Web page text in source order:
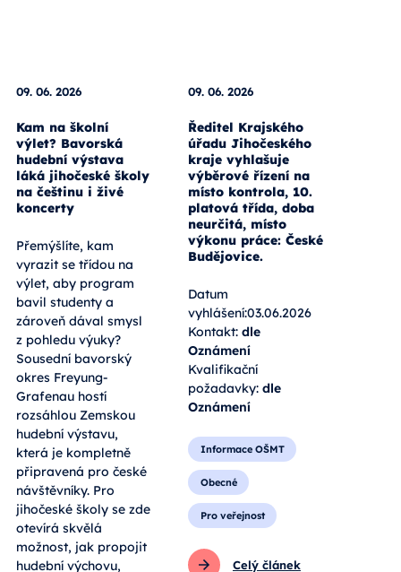
09. 06. 2026
Kam na školní
výlet? Bavorská
hudební výstava
láká jihočeské školy
na češtinu i živé
koncerty
Přemýšlíte, kam
vyrazit se třídou na
výlet, aby program
bavil studenty a
zároveň dával smysl
z pohledu výuky?
Sousední bavorský
okres Freyung-
Grafenau hostí
rozsáhlou Zemskou
hudební výstavu,
která je kompletně
připravená pro české
návštěvníky. Pro
jihočeské školy se zde
otevírá skvělá
možnost, jak propojit
hudební výchovu,
09. 06. 2026
Ředitel Krajského
úřadu Jihočeského
kraje vyhlašuje
výběrové řízení na
místo kontrola, 10.
platová třída, doba
neurčitá, místo
výkonu práce: České
Budějovice.
Datum
vyhlášení:03.06.2026
Kontakt:dle
Oznámení
Kvalifikační
požadavky:dle
Oznámení
Informace OŠMT
Obecné
Pro veřejnost
Celý článek